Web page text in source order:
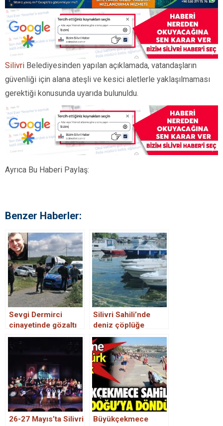
Silivri Belediyesinden yapılan açıklamada, vatandaşların
güvenliği için alana ateşli ve kesici aletlerle yaklaşılmaması
gerektiği konusunda uyarıda bulunuldu.
Ayrıca Bu Haberi Paylaş:
Benzer Haberler:
Sevgi Dermirci
cinayetinde gözaltı
sayısı 7’ye yükseldi
Silivri Sahili’nde
deniz çöplüğe
döndü: 300 torba
çöp çıkarıldı
26-27 Mayıs’ta Silivri
Büyükçekmece